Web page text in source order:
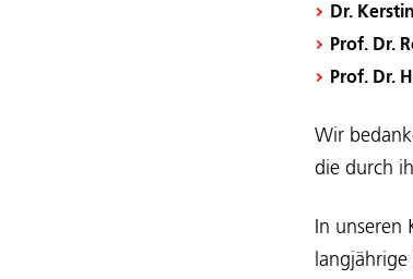
Dr.
Prof. Dr.
Prof. Dr.
Wir
die durch
In unseren